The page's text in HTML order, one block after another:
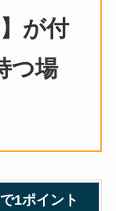
が付
つ場
1ポイント